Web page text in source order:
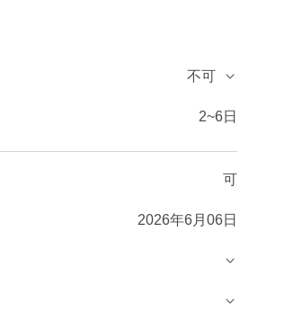
不可
2~6日
可
2026年6月06日